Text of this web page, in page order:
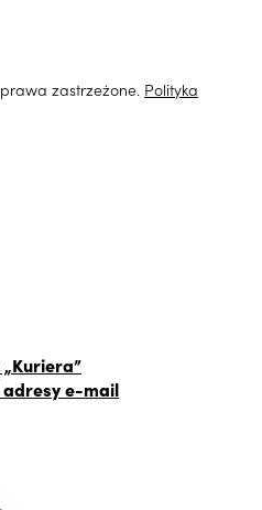
zastrzeżone. Polityka
adresy e-mail